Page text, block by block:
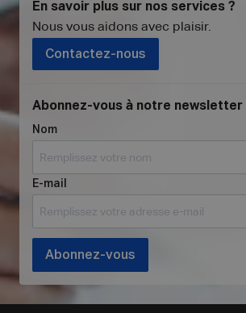
En savoir plus sur nos services ?
Nous vous aidons avec plaisir.
Contactez-nous
Abonnez-vous à notre newsletter
Nom
E-mail
Abonnez-vous